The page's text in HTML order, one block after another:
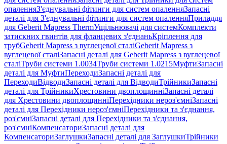
опаленняЗ'єднувальні фітинги для систем опаленняЗапасні
деталі для З'єднувальні фітинги для систем опаленняПриладдя
для Geberit Mapress ThermУщільнювачі для системКомплекти
затискних гвинтів для фланцевих з'єднаньКріплення для
трубGeberit Mapress з вуглецевої сталіGeberit Mapress з
вуглецевої сталіЗапасні деталі для Geberit Mapress з вуглецевої
сталіТруби системи 1.0034Труби системи 1.0215МуфтиЗапасні
деталі для МуфтиПереходиЗапасні деталі для
ПереходиВідводиЗапасні деталі для ВідводиТрійникиЗапасні
деталі для ТрійникиХрестовини двоплощинніЗапасні деталі
для Хрестовини двоплощинніПерехідники нероз'ємніЗапасні
деталі для Перехідники нероз'ємніПерехідники та з'єднання,
роз'ємніЗапасні деталі для Перехідники та з'єднання,
роз'ємніКомпенсаториЗапасні деталі для
КомпенсаториЗаглушкиЗапасні деталі для ЗаглушкиТрійники